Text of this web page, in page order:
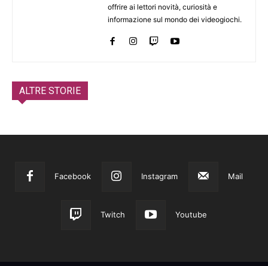
offrire ai lettori novità, curiosità e
informazione sul mondo dei videogiochi.
ALTRE STORIE
Facebook Instagram Mail
Twitch Youtube